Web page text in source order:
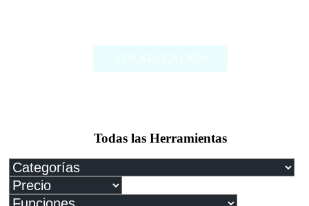
Todas las Herramientas